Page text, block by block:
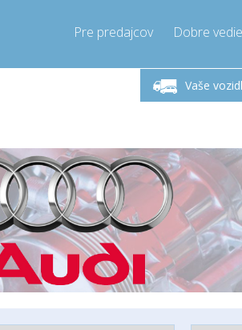
Pre predajcov Dobre
Vaše
Zavolajte teraz!
+421905357897